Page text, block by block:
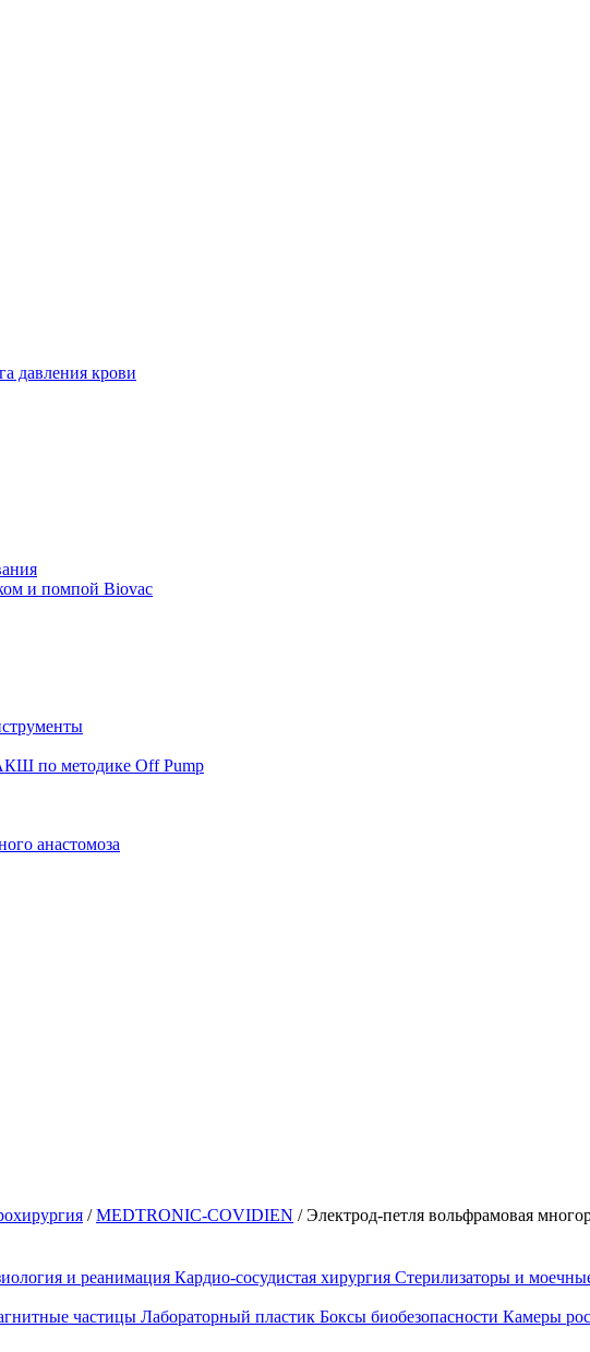
давления крови
и помпой Biovac
по методике Off Pump
анастомоза
/MEDTRONIC-COVIDIEN /Электрод-петля вольфрамовая
и реанимация Кардио-сосудистая хирургия Стерилизаторы и
частицы Лабораторный пластик Боксы биобезопасности Камеры